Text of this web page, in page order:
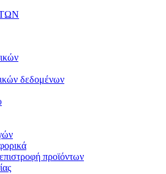
δεδομένων
προϊόντων